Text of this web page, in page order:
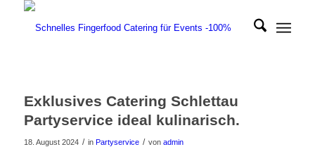
Exklusives Catering Schlettau
Partyservice ideal kulinarisch.
18. August 2024 / in Partyservice / von admin